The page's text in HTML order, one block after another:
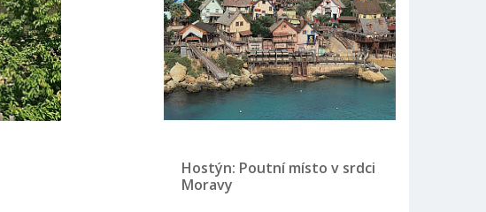
Hostýn: Poutní místo v srdci
Moravy